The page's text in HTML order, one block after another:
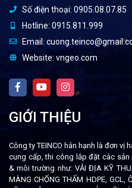
Số điện thoại: 0905.08.07.85
Hotline: 0915.811.999
Email:
Website: vngeo.com
GIỚI THIỆU
Công ty TEINCO hân hạnh là đơn vị
cung cấp, thi công lắp đặt các
& môi trường như: VẢI ĐỊA KỸ
MÀNG CHỐNG THẤM HDPE, GCL,